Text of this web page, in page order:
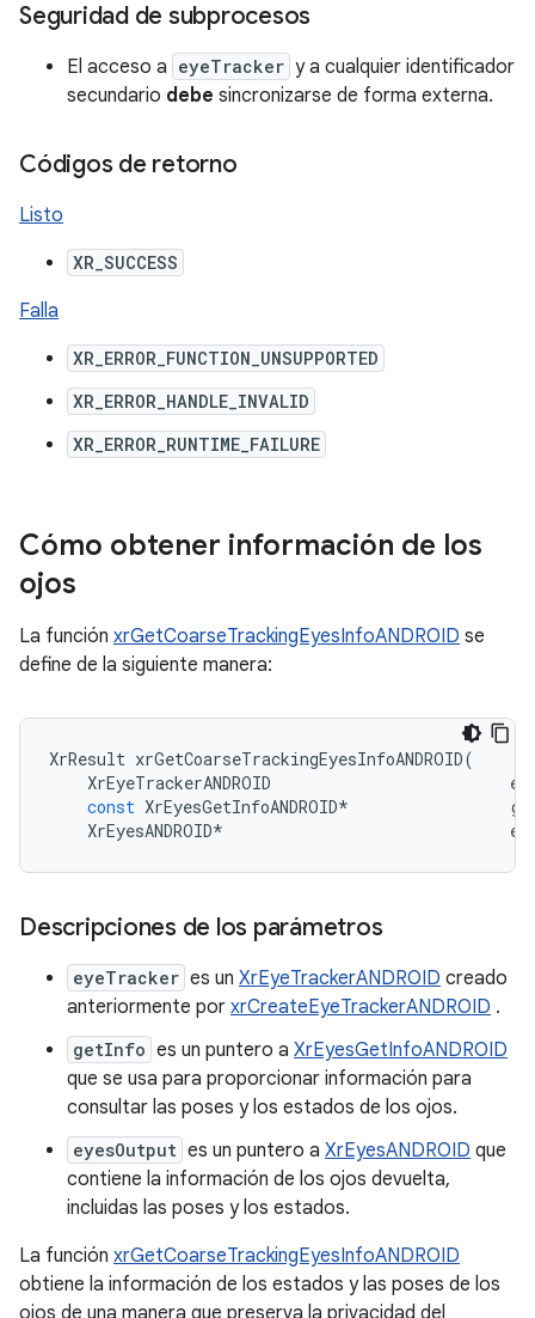
Seguridad de subprocesos
El acceso a eyeTracker y a cualquier identificador
secundario debe sincronizarse de forma externa.
Códigos de retorno
Listo
XR_SUCCESS
Falla
XR_ERROR_FUNCTION_UNSUPPORTED
XR_ERROR_HANDLE_INVALID
XR_ERROR_RUNTIME_FAILURE
Cómo obtener información de los
ojos
La función xrGetCoarseTrackingEyesInfoANDROID se
define de la siguiente manera:
XrResult xrGetCoarseTrackingEyesInfoANDROID(
XrEyeTrackerANDROID
const XrEyesGetInfoANDROID*
XrEyesANDROID*
Descripciones de los parámetros
eyeTracker es un XrEyeTrackerANDROID creado
anteriormente por xrCreateEyeTrackerANDROID .
getInfo es un puntero a XrEyesGetInfoANDROID
que se usa para proporcionar información para
consultar las poses y los estados de los ojos.
eyesOutput es un puntero a XrEyesANDROID que
contiene la información de los ojos devuelta,
incluidas las poses y los estados.
La función xrGetCoarseTrackingEyesInfoANDROID
obtiene la información de los estados y las poses de los
ojos de una manera que preserva la privacidad del